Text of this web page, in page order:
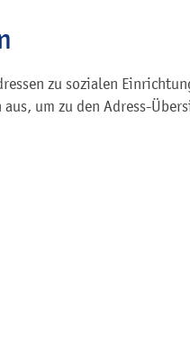
zu sozialen
um zu den Adress-